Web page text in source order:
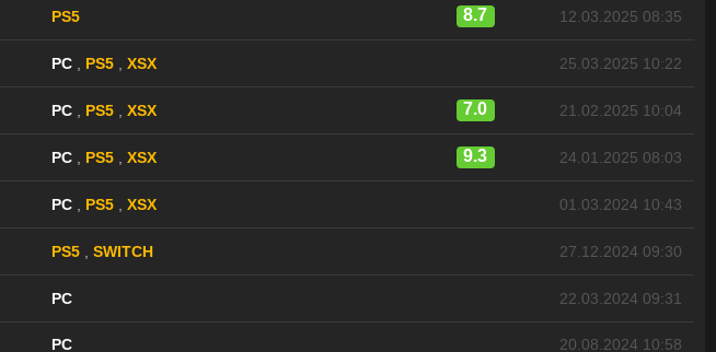
PS5 8.7 12.03.2025 08:35
PC PS5 XSX 25.03.2025 10:22
PC PS5 XSX 7.0 21.02.2025 10:04
PC PS5 XSX 9.3 24.01.2025 08:03
PC PS5 XSX 01.03.2024 10:43
PS5 SWITCH 27.12.2024 09:30
PC 22.03.2024 09:31
PC 20.08.2024 10:58